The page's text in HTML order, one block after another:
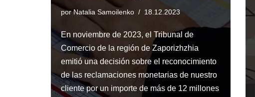
porNatalia Samoilenko 18.12.2023
En noviembre de 2023, el Tribunal de
Comercio de la región de Zaporizhzhia
emitió una decisión sobre el reconocimiento
de las reclamaciones monetarias de nuestro
cliente por un importe de más de 12 millones